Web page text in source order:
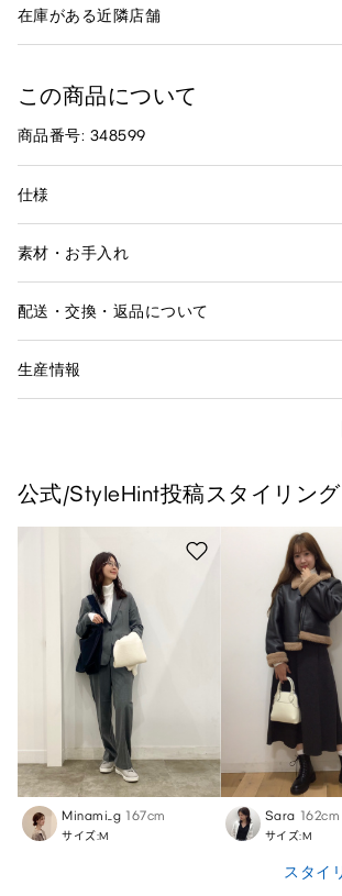
在庫がある近隣店舗
この商品について
商品番号: 348599
仕様
素材・お手入れ
配送・交換・返品について
生産情報
公式/StyleHint投稿スタイリング
Minami_g 167cm
サイズ:M
Sara 162cm
サイズ:M
スタイ